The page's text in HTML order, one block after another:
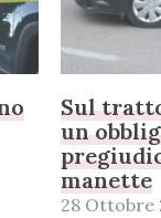
Sul
un
manette
28 Ottobre